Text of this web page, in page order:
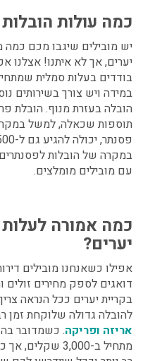
כמה עולות
יש מובילים שיגבו מכם
יערים, אך לא איתנו! אצלנו
במידה ויש צורך בשירותים
הובלה בעזרת מנוף. הובלת
תוספות שכאלה, למשל
במקרה של הובלות
עם מובילים מומלצים.
כמה אמורה לעלות
יערים?
אפילו כשאנחנו מובילים
דואגים לספק מחירים זולים
בקריית יערים ככל הנראה
להובלה גדולה שלוקחת
אריזה ופריקה. כשמדובר
מתחיל ב-3,000